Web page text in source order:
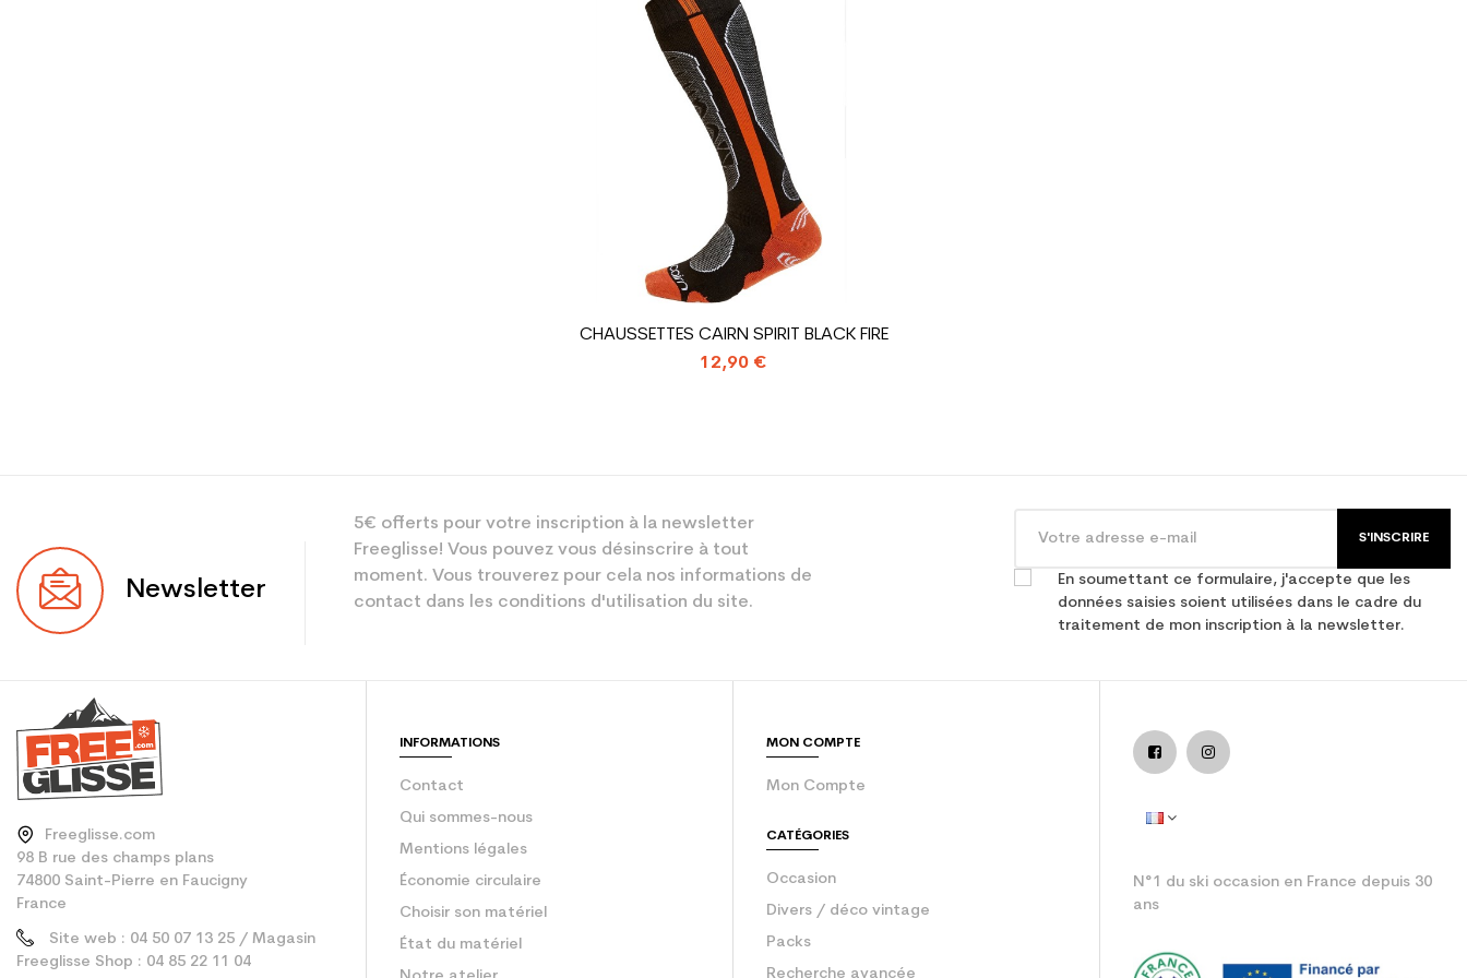
En achetant d'occasion : Economie CO² (en kg)
CHAUSSETTES CAIRN SPIRIT BLACK FIRE
12,90 €
Newsletter
5€ offerts pour votre inscription à la newsletter
Freeglisse! Vous pouvez vous désinscrire à tout
moment. Vous trouverez pour cela nos informations de
contact dans les conditions d'utilisation du site.
S'INSCRIRE
En soumettant ce formulaire, j'accepte que les
données saisies soient utilisées dans le cadre du
traitement de mon inscription à la newsletter.
Freeglisse.com
98 B rue des champs plans
74800 Saint-Pierre en Faucigny
France
Site web : 04 50 07 13 25 / Magasin
Freeglisse Shop : 04 85 22 11 04
INFORMATIONS
Contact
Qui sommes-nous
Mentions légales
Économie circulaire
Choisir son matériel
État du matériel
MON COMPTE
Mon Compte
CATÉGORIES
Occasion
Divers / déco vintage
Packs
Recherche avancée
N°1 du ski occasion en France depuis 30
ans